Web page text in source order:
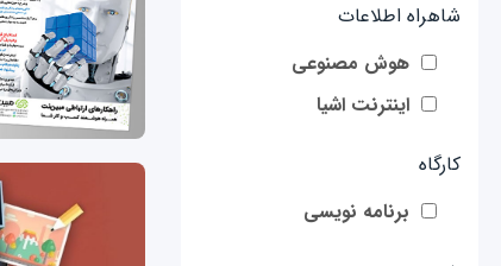
شاهراه اطلاعات
هوش مصنوعی
اینترنت اشیا
کارگاه
برنامه نویسی